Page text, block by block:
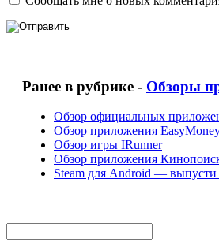
Ранее в рубрике - Обзоры
Обзор официальных
Обзор приложения
Обзор игры IRunner
Обзор приложения
Steam для Android — выпусти